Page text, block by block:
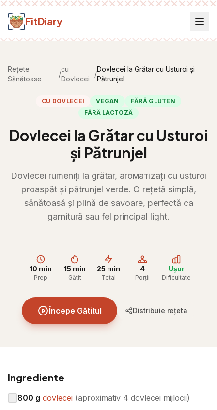
Salt la conținut
FitDiary
Rețete
Sănătoase
/
cu
Dovlecei
/
Dovlecei la Grătar cu Usturoi și
Pătrunjel
CU DOVLECEI VEGAN
FĂRĂ GLUTEN
FĂRĂ LACTOZĂ
Dovlecei la Grătar cu Usturoi
și Pătrunjel
Dovlecei rumeniți la grătar, aroматizați cu usturoi
proaspăt și pătrunjel verde. O rețetă simplă,
sănătoasă și plină de savoare, perfectă ca
garnitură sau fel principal light.
10 min
Prep
15 min
Gătit
25 min
Total
4
Porții
Ușor
Dificultate
Începe Gătitul Distribuie rețeta
Ingrediente
800 g dovlecei (aproximativ 4 dovlecei mijlocii)